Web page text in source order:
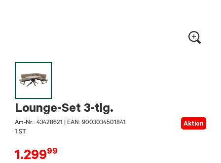
Lounge-Set 3-tlg.
Art-Nr.: 43428621 | EAN: 9003034501841
1 ST
Aktion
1.29999